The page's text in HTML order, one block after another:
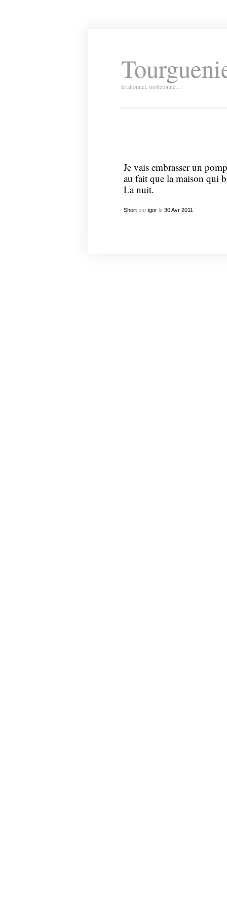
Irrationnel, molletonné…
Je vais embrasser un
au fait que la maison qui
La nuit.
Shortpar igorle 30 Avr 2011